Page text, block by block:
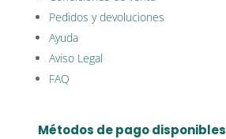
Pedidos y devoluciones
Ayuda
Aviso Legal
FAQ
Métodos de pago disponibles